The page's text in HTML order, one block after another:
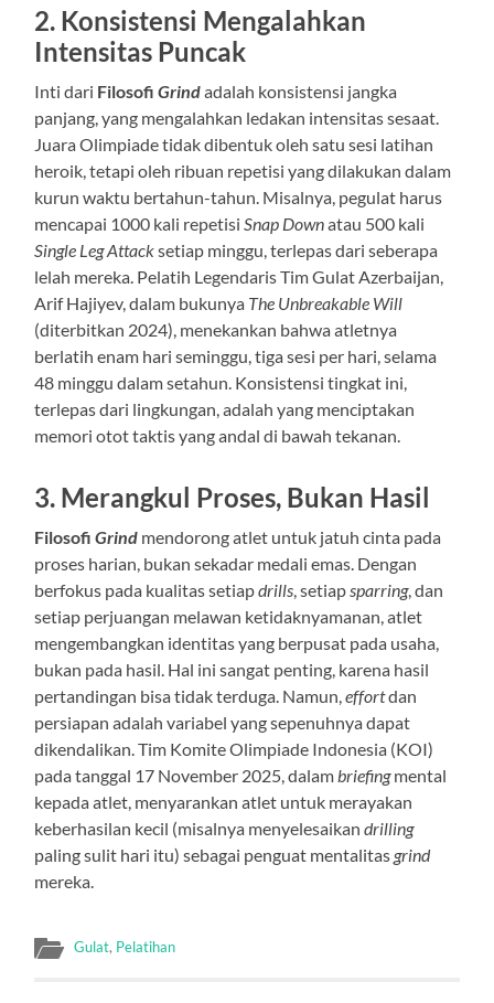
2. Konsistensi Mengalahkan
Intensitas Puncak
Inti dari FilosofiGrindadalah konsistensi jangka
panjang, yang mengalahkan ledakan intensitas sesaat.
Juara Olimpiade tidak dibentuk oleh satu sesi latihan
heroik, tetapi oleh ribuan repetisi yang dilakukan dalam
kurun waktu bertahun-tahun. Misalnya, pegulat harus
mencapai 1000 kali repetisi Snap Downatau 500 kali
Single Leg Attacksetiap minggu, terlepas dari seberapa
lelah mereka. Pelatih Legendaris Tim Gulat Azerbaijan,
Arif Hajiyev, dalam bukunya The Unbreakable Will
(diterbitkan 2024), menekankan bahwa atletnya
berlatih enam hari seminggu, tiga sesi per hari, selama
48 minggu dalam setahun. Konsistensi tingkat ini,
terlepas dari lingkungan, adalah yang menciptakan
memori otot taktis yang andal di bawah tekanan.
3. Merangkul Proses, Bukan Hasil
FilosofiGrind mendorong atlet untuk jatuh cinta pada
proses harian, bukan sekadar medali emas. Dengan
berfokus pada kualitas setiapdrills , setiap sparring, dan
setiap perjuangan melawan ketidaknyamanan, atlet
mengembangkan identitas yang berpusat pada usaha,
bukan pada hasil. Hal ini sangat penting, karena hasil
pertandingan bisa tidak terduga. Namun,effortdan
persiapan adalah variabel yang sepenuhnya dapat
dikendalikan. Tim Komite Olimpiade Indonesia (KOI)
pada tanggal 17 November 2025, dalam briefingmental
kepada atlet, menyarankan atlet untuk merayakan
keberhasilan kecil (misalnya menyelesaikandrilling
paling sulit hari itu) sebagai penguat mentalitas grind
mereka.
Gulat, Pelatihan